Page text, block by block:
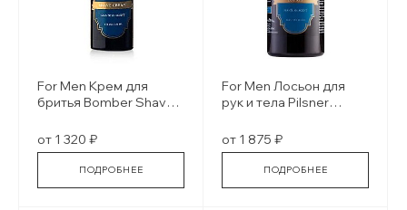
For Men Крем для
бритья Bomber Shave
от 1 320 ₽
ПОДРОБНЕЕ
For Men Лосьон для
рук и тела Pilsner
от 1 875 ₽
ПОДРОБНЕЕ